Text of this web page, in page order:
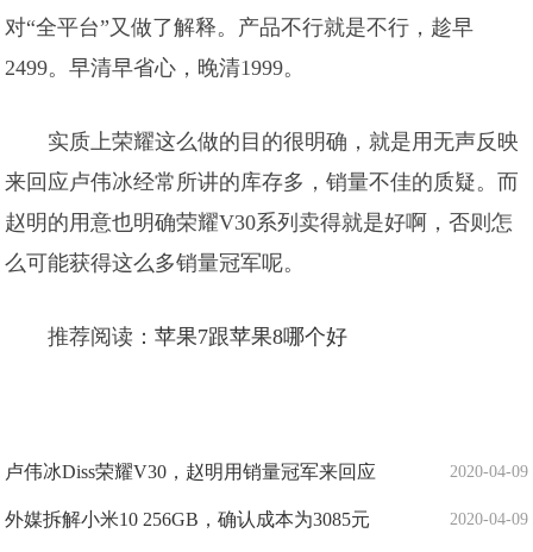
对“全平台”又做了解释。产品不行就是不行，趁早
2499。早清早省心，晚清1999。
实质上荣耀这么做的目的很明确，就是用无声反映
来回应卢伟冰经常所讲的库存多，销量不佳的质疑。而
赵明的用意也明确荣耀V30系列卖得就是好啊，否则怎
么可能获得这么多销量冠军呢。
推荐阅读：苹果7跟苹果8哪个好
2020-04-09
卢伟冰Diss荣耀V30，赵明用销量冠军来回应
2020-04-09
外媒拆解小米10 256GB，确认成本为3085元